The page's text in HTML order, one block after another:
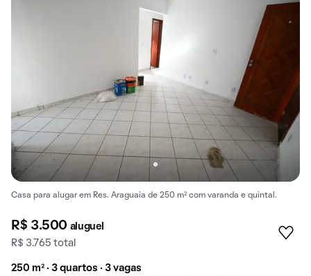
Casa para alugar em Res. Araguaia de 250 m² com varanda e quintal.
R$ 3.500 aluguel
R$ 3.765 total
250 m² · 3 quartos · 3 vagas